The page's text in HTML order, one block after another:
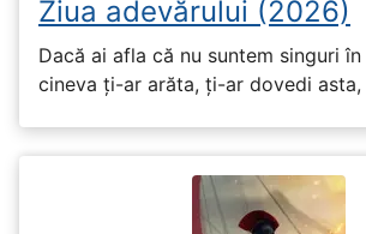
Ziua adevărului (2026)
Dacă ai afla că nu suntem singuri
cineva ți-ar arăta, ți-ar dovedi